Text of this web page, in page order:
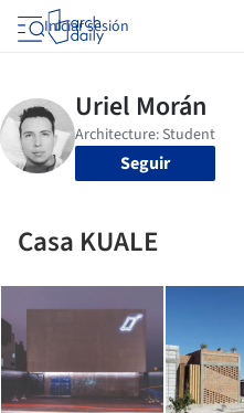
Iniciar sesión
Seguir
Casa KUALE